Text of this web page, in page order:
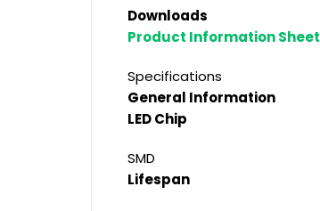
Downloads
Product Information Sheet
Specifications
General Information
LED Chip
SMD
Lifespan